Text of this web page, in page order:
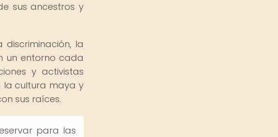
sus ancestros y
la
un entorno cada
y activistas
la cultura maya y
sus raíces.
para las